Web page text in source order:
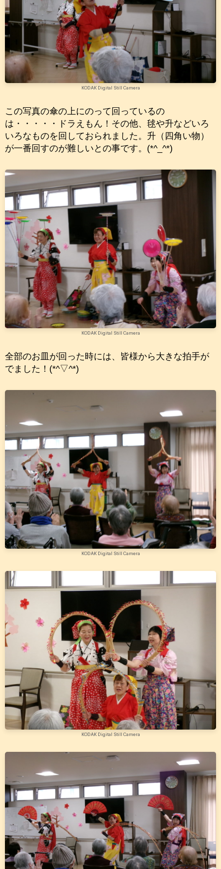
KODAK Digital Still Camera
この写真の傘の上にのって回っているの
は・・・・・ドラえもん！その他、毬や升などいろ
いろなものを回しておられました。升（四角い物）
が一番回すのが難しいとの事です。(*^_^*)
KODAK Digital Still Camera
全部のお皿が回った時には、皆様から大きな拍手が
でました！(*^▽^*)
KODAK Digital Still Camera
KODAK Digital Still Camera